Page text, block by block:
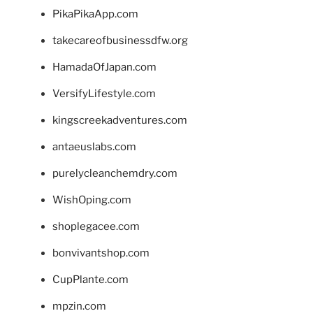
PikaPikaApp.com
takecareofbusinessdfw.org
HamadaOfJapan.com
VersifyLifestyle.com
kingscreekadventures.com
antaeuslabs.com
purelycleanchemdry.com
WishOping.com
shoplegacee.com
bonvivantshop.com
CupPlante.com
mpzin.com